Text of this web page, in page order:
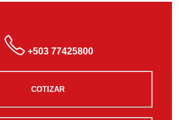
+503 77425800
COTIZAR